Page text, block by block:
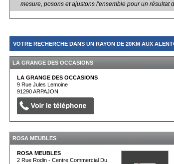
mesure, posons et ajustons l'ensemble pour un résultat
VOTRE RECHERCHE DANS UN RAYON DE 20KM AUX
LA GRANGE DES OCCASIONS
LA GRANGE DES OCCASIONS
9 Rue Jules Lemoine
91290ARPAJON
ROSA MEUBLES
ROSA MEUBLES
2 Rue Rodin - Centre Commercial Du